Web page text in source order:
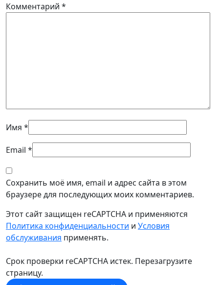
Комментарий *
Имя *
Email *
Сохранить моё имя, email и адрес сайта в этом
браузере для последующих моих комментариев.
Этот сайт защищен reCAPTCHA и применяются
Политика конфиденциальности и Условия
обслуживания применять.
Срок проверки reCAPTCHA истек. Перезагрузите
страницу.